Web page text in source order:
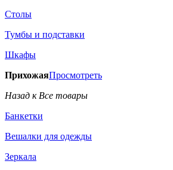
Столы
Тумбы и подставки
Шкафы
ПрихожаяПросмотреть
Назад к Все товары
Банкетки
Вешалки для одежды
Зеркала